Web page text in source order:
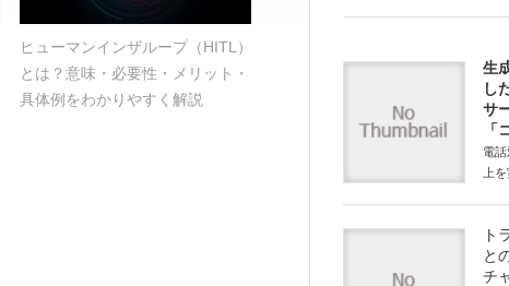
ヒューマンインザループ（HITL）
とは？意味・必要性・メリット・
具体例をわかりやすく解説
生
し
サ
「
電
上
ト
と
チ